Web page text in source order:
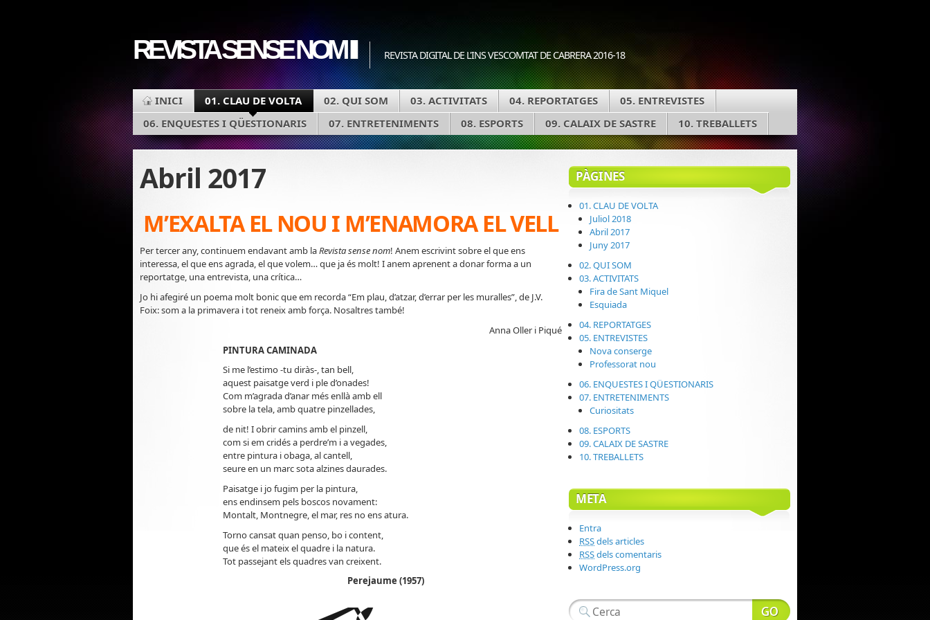
REVISTA SENSE NOM II REVISTA DIGITAL DE L'INS VESCOMTAT DE CABRERA 2016-18
INICI 01. CLAU DE VOLTA 02. QUI SOM 03. ACTIVITATS 04. REPORTATGES
05. ENTREVISTES
06. ENQUESTES I QÜESTIONARIS
07. ENTRETENIMENTS 08. ESPORTS 09. CALAIX DE SASTRE 10. TREBALLETS
Abril 2017
M’EXALTA EL NOU I M’ENAMORA EL VELL
Per tercer any, continuem endavant amb laRevista sense nom! Anem escrivint sobre el que ens
interessa, el que ens agrada, el que volem… que ja és molt! I anem aprenent a donar forma a un
reportatge, una entrevista, una crítica…
Jo hi afegiré un poema molt bonic que em recorda “Em plau, d’atzar, d’errar per les muralles”, de J.V.
Foix: som a la primavera i tot reneix amb força. Nosaltres també!
Anna Oller i Piqué
PINTURA CAMINADA
Si me l’estimo -tu diràs-, tan bell,
aquest paisatge verd i ple d’onades!
Com m’agrada d’anar més enllà amb ell
sobre la tela, amb quatre pinzellades,
de nit! I obrir camins amb el pinzell,
com si em cridés a perdre’m i a vegades,
entre pintura i obaga, al cantell,
seure en un marc sota alzines daurades.
Paisatge i jo fugim per la pintura,
ens endinsem pels boscos novament:
Montalt, Montnegre, el mar, res no ens atura.
Torno cansat quan penso, bo i content,
que és el mateix el quadre i la natura.
Tot passejant els quadres van creixent.
Perejaume (1957)
PÀGINES
01. CLAU DE VOLTA
Juliol 2018
Abril 2017
Juny 2017
02. QUI SOM
03. ACTIVITATS
Fira de Sant Miquel
Esquiada
04. REPORTATGES
05. ENTREVISTES
Nova conserge
Professorat nou
06. ENQUESTES I QÜESTIONARIS
07. ENTRETENIMENTS
Curiositats
08. ESPORTS
09. CALAIX DE SASTRE
10. TREBALLETS
META
Entra
RSSdels articles
RSSdels comentaris
WordPress.org